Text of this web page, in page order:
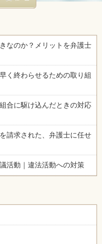
なのか？メリットを弁護士
く終わらせるための取り組
合に駆け込んだときの対応
請求された、弁護士に任せ
活動｜違法活動への対策